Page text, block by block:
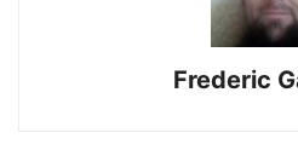
Frederic